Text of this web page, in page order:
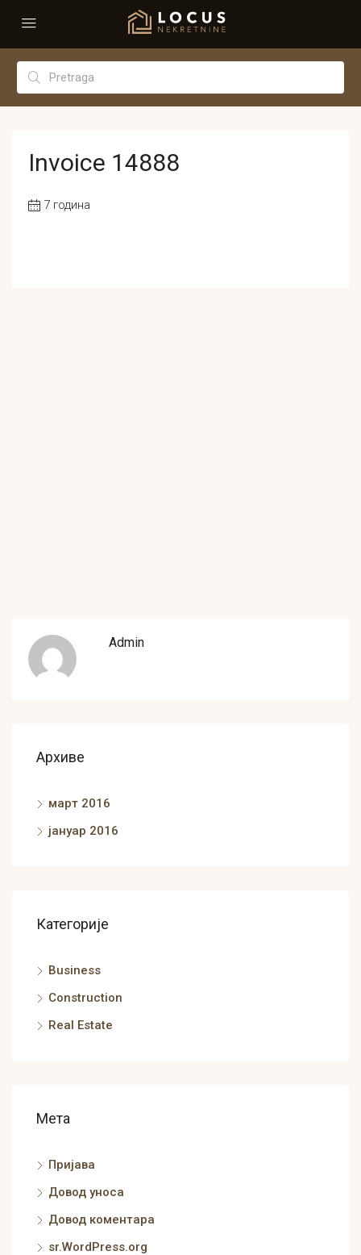
Invoice 14888
7 година
Admin
Архиве
март 2016
јануар 2016
Категорије
Business
Construction
Real Estate
Мета
Пријава
Довод уноса
Довод коментара
sr.WordPress.org